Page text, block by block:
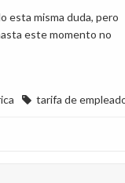
esta misma duda, pero
este momento no
tarifa de